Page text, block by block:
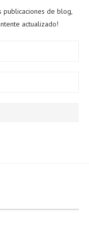
publicaciones de blog,
actualizado!